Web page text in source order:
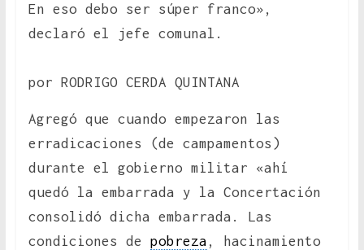
En eso debo ser súper franco»,
declaró el jefe comunal.
por RODRIGO CERDA QUINTANA
Agregó que cuando empezaron las
erradicaciones (de campamentos)
durante el gobierno militar «ahí
quedó la embarrada y la Concertación
consolidó dicha embarrada. Las
condiciones de pobreza , hacinamiento